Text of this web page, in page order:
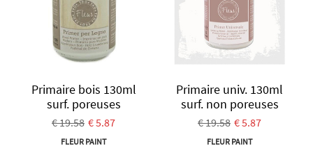
Primaire bois 130ml
surf. poreuses
€ 19.58 € 5.87
FLEUR PAINT
Primaire univ. 130ml
surf. non poreuses
€ 19.58 € 5.87
FLEUR PAINT